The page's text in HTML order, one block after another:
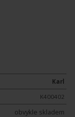
Karl
K400402
obvykle skladem